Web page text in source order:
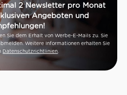
2 Newsletter pro Monat
Angeboten und
Sie dem Erhalt von Werbe-E-Mails zu. Sie
Weitere Informationen erhalten Sie
Datenschutzrichtlinien